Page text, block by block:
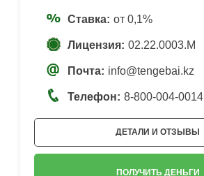
Ставка: от 0,1%
Лицензия: 02.22.0003.М
Почта: info@tengebai.kz
Телефон: 8-800-004-0014
ДЕТАЛИ И ОТЗЫВЫ
ПОЛУЧИТЬ ДЕНЬГИ